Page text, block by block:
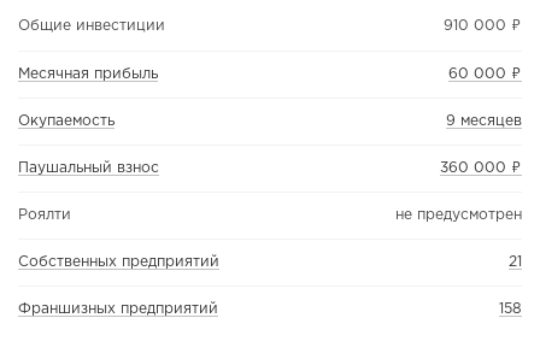
Общие инвестиции 910 000 ₽
Месячная прибыль 60 000 ₽
Окупаемость 9 месяцев
Паушальный взнос 360 000 ₽
Роялти не предусмотрен
Собственных предприятий 21
Франшизных предприятий 158